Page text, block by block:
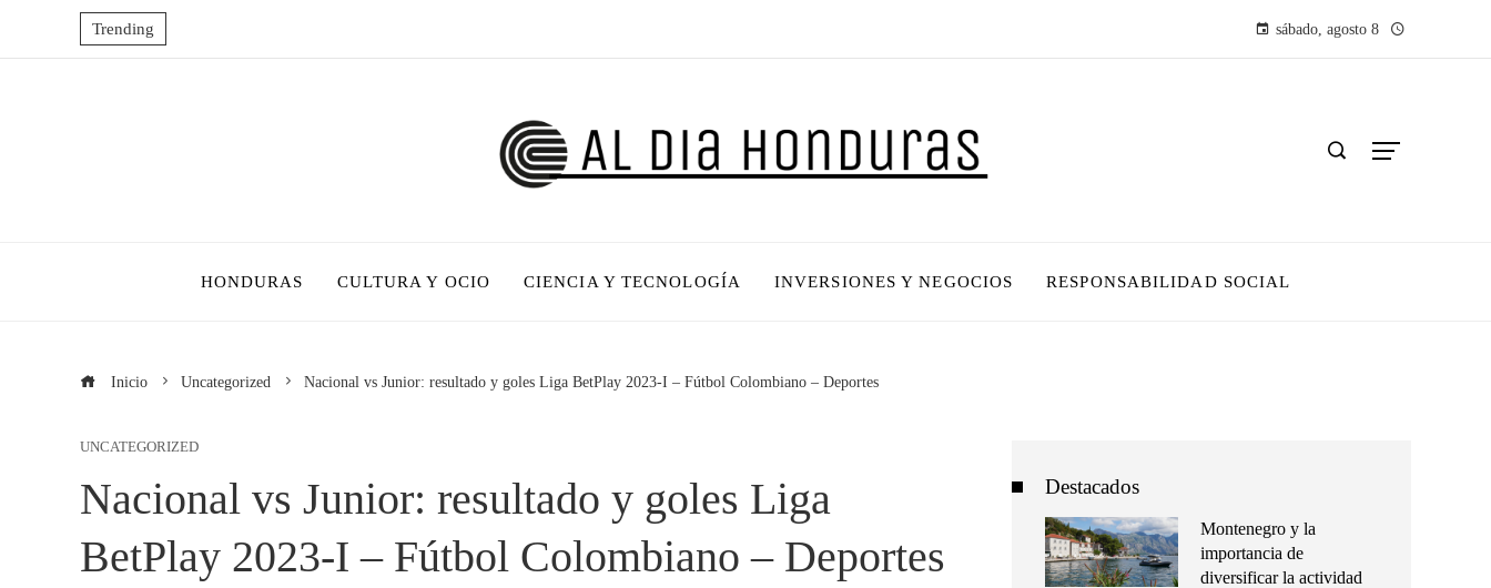
Trending sábado, agosto 8
HONDURAS CULTURA Y OCIO CIENCIA Y TECNOLOGÍA INVERSIONES Y NEGOCIOS RESPONSABILIDAD SOCIAL
Inicio Uncategorized Nacional vs Junior: resultado y goles Liga BetPlay 2023-I – Fútbol Colombiano – Deportes
UNCATEGORIZED
Nacional vs Junior: resultado y goles Liga
BetPlay 2023-I – Fútbol Colombiano – Deportes
Destacados
Montenegro y la
importancia de
diversificar la actividad